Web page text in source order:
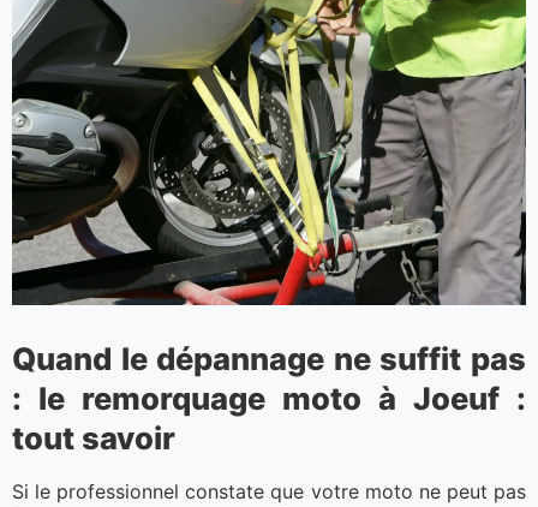
Quand le dépannage ne suffit pas
: le remorquage moto à Joeuf :
tout savoir
Si le professionnel constate que votre moto ne peut pas